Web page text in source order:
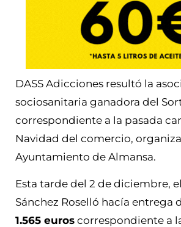
DASS Adicciones resultó la
sociosanitaria ganadora del
correspondiente a la pasada
Navidad del comercio,
Ayuntamiento de Almansa.
Esta tarde del 2 de diciembre,
Sánchez Roselló hacía entrega
1.565 euros correspondiente a